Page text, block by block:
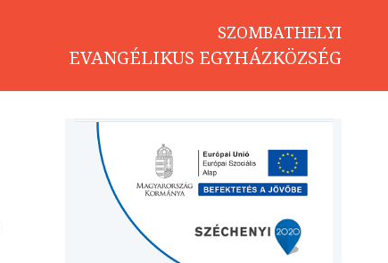
SZOMBATHELYI
EVANGÉLIKUS EGYHÁZKÖZSÉG